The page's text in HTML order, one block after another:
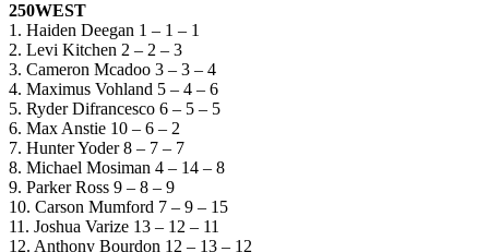
250WEST
1. Haiden Deegan 1 – 1 – 1
2. Levi Kitchen 2 – 2 – 3
3. Cameron Mcadoo 3 – 3 – 4
4. Maximus Vohland 5 – 4 – 6
5. Ryder Difrancesco 6 – 5 – 5
6. Max Anstie 10 – 6 – 2
7. Hunter Yoder 8 – 7 – 7
8. Michael Mosiman 4 – 14 – 8
9. Parker Ross 9 – 8 – 9
10. Carson Mumford 7 – 9 – 15
11. Joshua Varize 13 – 12 – 11
12. Anthony Bourdon 12 – 13 – 12